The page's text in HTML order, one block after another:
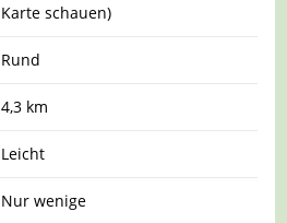
Karte schauen)
Rund
4,3 km
Leicht
Nur wenige